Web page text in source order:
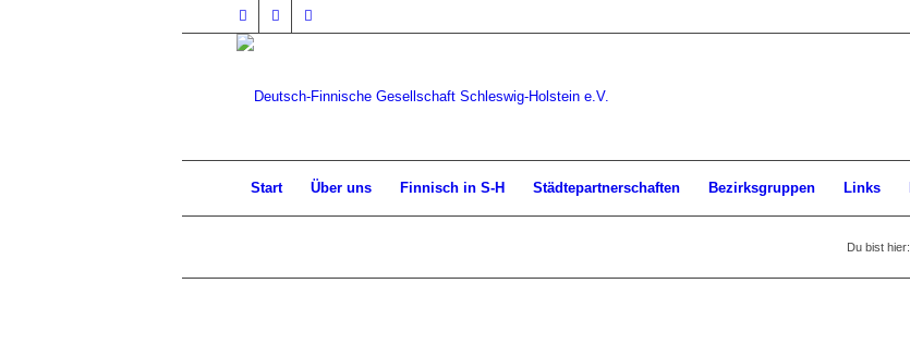
Start Über uns Finnisch in S-H Städtepartnerschaften Bezirksgruppen Links
Du bist hier: